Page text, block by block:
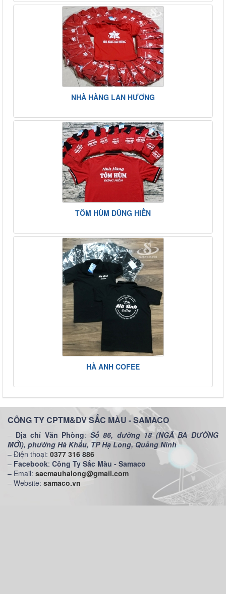
NHÀ HÀNG LAN HƯƠNG
TÔM HÙM DŨNG HIỀN
HÀ ANH COFEE
CÔNG TY CPTM&DV SẮC MÀU - SAMACO
– Địa chỉ Văn Phòng: Số 86, đường 18 (NGÃ BA ĐƯỜNG
MỚI), phường Hà Khẩu, TP Hạ Long, Quảng Ninh
– Điện thoại: 0377 316 886
– Facebook: Công Ty Sắc Màu - Samaco
– Email: sacmauhalong@gmail.com
– Website: samaco.vn